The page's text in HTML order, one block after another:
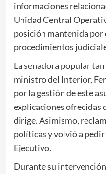
informaciones
Unidad Central
posición mantenida por
procedimientos
La senadora popular
ministro del Interior,
por la gestión de este
explicaciones ofrecidas
dirige. Asimismo,
políticas y volvió a pedir
Ejecutivo.
Durante su